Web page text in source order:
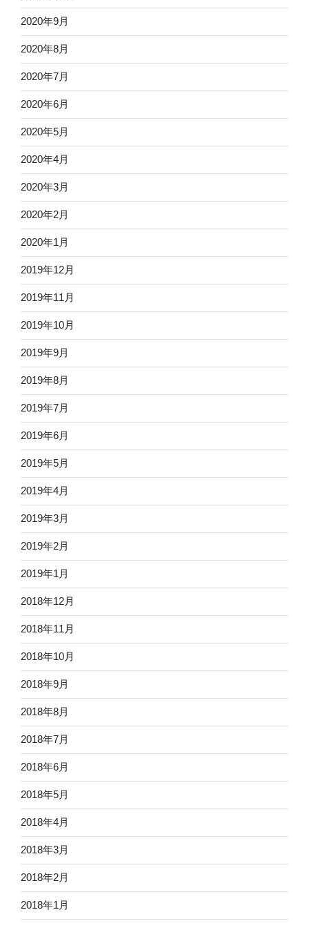
2020年9月
2020年8月
2020年7月
2020年6月
2020年5月
2020年4月
2020年3月
2020年2月
2020年1月
2019年12月
2019年11月
2019年10月
2019年9月
2019年8月
2019年7月
2019年6月
2019年5月
2019年4月
2019年3月
2019年2月
2019年1月
2018年12月
2018年11月
2018年10月
2018年9月
2018年8月
2018年7月
2018年6月
2018年5月
2018年4月
2018年3月
2018年2月
2018年1月